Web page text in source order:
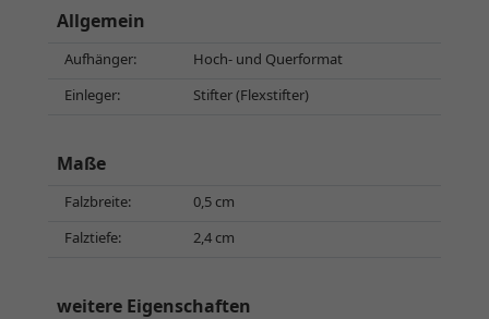
Allgemein
Aufhänger:
Hoch- und Querformat
Einleger:
Stifter (Flexstifter)
Maße
Falzbreite:
0,5 cm
Falztiefe:
2,4 cm
weitere Eigenschaften